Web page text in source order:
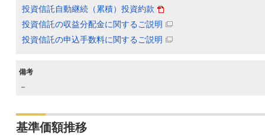
投資信託自動継続（累積）投資約款
投資信託の収益分配金に関するご説明
投資信託の申込手数料に関するご説明
備考
－
基準価額推移